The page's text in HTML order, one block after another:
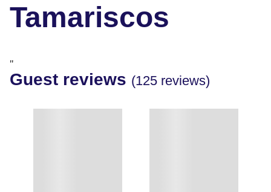
Tamariscos
"
Guest reviews (125 reviews)